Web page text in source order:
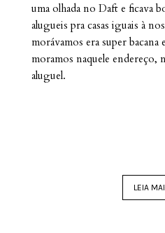
uma olhada no Daft e ficava
alugueis pra casas iguais à
morávamos era super bacana
moramos naquele endereço,
aluguel.
LEIA